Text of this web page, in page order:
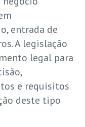
entrada de
A legislação
legal para
e requisitos
deste tipo